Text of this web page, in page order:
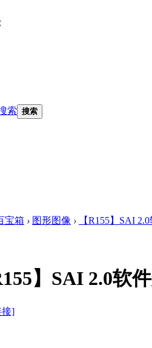
索 搜索
宝箱 › 图形图像 ›
【R155】SAI
】SAI 2.0软
接]